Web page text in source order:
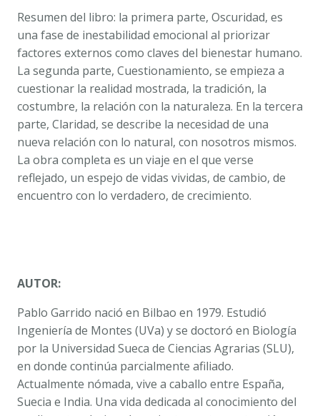
Resumen del libro: la primera parte, Oscuridad, es
una fase de inestabilidad emocional al priorizar
factores externos como claves del bienestar humano.
La segunda parte, Cuestionamiento, se empieza a
cuestionar la realidad mostrada, la tradición, la
costumbre, la relación con la naturaleza. En la tercera
parte, Claridad, se describe la necesidad de una
nueva relación con lo natural, con nosotros mismos.
La obra completa es un viaje en el que verse
reflejado, un espejo de vidas vividas, de cambio, de
encuentro con lo verdadero, de crecimiento.
AUTOR:
Pablo Garrido nació en Bilbao en 1979. Estudió
Ingeniería de Montes (UVa) y se doctoró en Biología
por la Universidad Sueca de Ciencias Agrarias (SLU),
en donde continúa parcialmente afiliado.
Actualmente nómada, vive a caballo entre España,
Suecia e India. Una vida dedicada al conocimiento del